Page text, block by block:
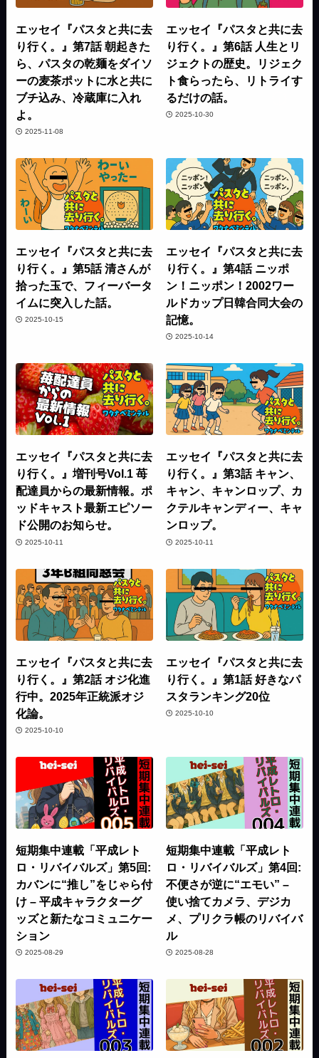
エッセイ『パスタと共に去
り行く。』第7話 朝起きた
ら、パスタの乾麺をダイソ
ーの麦茶ポットに水と共に
ブチ込み、冷蔵庫に入れ
よ。
2025-11-08
エッセイ『パスタと共に去
り行く。』第6話 人生とリ
ジェクトの歴史。リジェク
ト食らったら、リトライす
るだけの話。
2025-10-30
エッセイ『パスタと共に去
り行く。』第5話 清さんが
拾った玉で、フィーバータ
イムに突入した話。
2025-10-15
エッセイ『パスタと共に去
り行く。』第4話 ニッポ
ン！ニッポン！2002ワー
ルドカップ日韓合同大会の
記憶。
2025-10-14
エッセイ『パスタと共に去
り行く。』増刊号Vol.1 苺
配達員からの最新情報。ポ
ッドキャスト最新エピソー
ド公開のお知らせ。
2025-10-11
エッセイ『パスタと共に去
り行く。』第3話 キャン、
キャン、キャンロップ、カ
クテルキャンディー、キャ
ンロップ。
2025-10-11
エッセイ『パスタと共に去
り行く。』第2話 オジ化進
行中。2025年正統派オジ
化論。
2025-10-10
エッセイ『パスタと共に去
り行く。』第1話 好きなパ
スタランキング20位
2025-10-10
短期集中連載「平成レト
ロ・リバイバルズ」第5回:
カバンに“推し”をじゃら付
け – 平成キャラクターグ
ッズと新たなコミュニケー
ション
2025-08-29
短期集中連載「平成レト
ロ・リバイバルズ」第4回:
不便さが逆に“エモい” –
使い捨てカメラ、デジカ
メ、プリクラ帳のリバイバ
ル
2025-08-28